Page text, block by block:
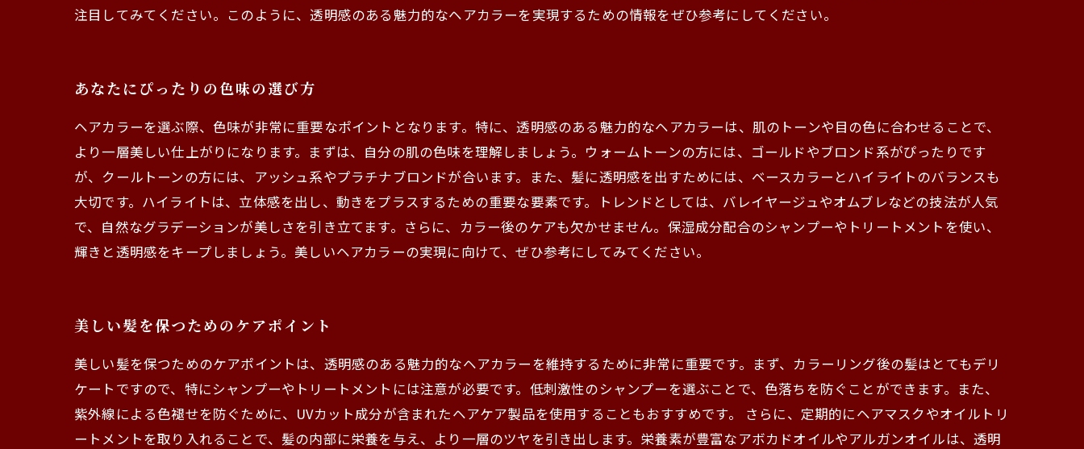
注目してみてください。このように、透明感のある魅力的なヘアカラーを実現するための情報をぜひ参考にしてください。
あなたにぴったりの色味の選び方
ヘアカラーを選ぶ際、色味が非常に重要なポイントとなります。特に、透明感のある魅力的なヘアカラーは、肌のトーンや目の色に合わせることで、
より一層美しい仕上がりになります。まずは、自分の肌の色味を理解しましょう。ウォームトーンの方には、ゴールドやブロンド系がぴったりです
が、クールトーンの方には、アッシュ系やプラチナブロンドが合います。また、髪に透明感を出すためには、ベースカラーとハイライトのバランスも
大切です。ハイライトは、立体感を出し、動きをプラスするための重要な要素です。トレンドとしては、バレイヤージュやオムブレなどの技法が人気
で、自然なグラデーションが美しさを引き立てます。さらに、カラー後のケアも欠かせません。保湿成分配合のシャンプーやトリートメントを使い、
輝きと透明感をキープしましょう。美しいヘアカラーの実現に向けて、ぜひ参考にしてみてください。
美しい髪を保つためのケアポイント
美しい髪を保つためのケアポイントは、透明感のある魅力的なヘアカラーを維持するために非常に重要です。まず、カラーリング後の髪はとてもデリ
ケートですので、特にシャンプーやトリートメントには注意が必要です。低刺激性のシャンプーを選ぶことで、色落ちを防ぐことができます。また、
紫外線による色褪せを防ぐために、UVカット成分が含まれたヘアケア製品を使用することもおすすめです。 さらに、定期的にヘアマスクやオイルトリ
ートメントを取り入れることで、髪の内部に栄養を与え、より一層のツヤを引き出します。栄養素が豊富なアボカドオイルやアルガンオイルは、透明